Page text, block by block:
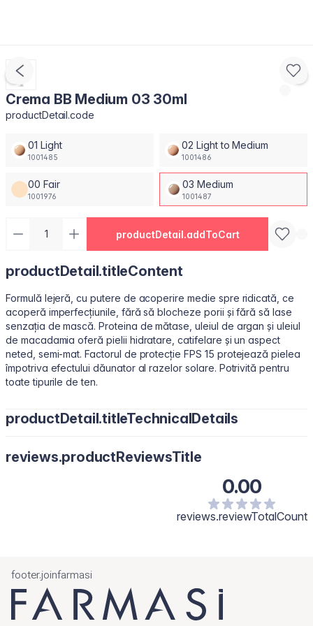
Crema BB Medium 03 30ml
productDetail.code
01 Light
1001485
02 Light to Medium
1001486
00 Fair
1001976
03 Medium
1001487
productDetail.addToCart
productDetail.titleContent
Formulă lejeră, cu putere de acoperire medie spre ridicată, ce
acoperă imperfecțiunile, fără să blocheze porii și fără să lase
senzația de mască. Proteina de mătase, uleiul de argan și uleiul
de macadamia oferă pielii hidratare, catifelare și un aspect
neted, semi-mat. Factorul de protecție FPS 15 protejează pielea
împotriva efectului dăunator al razelor solare. Potrivită pentru
toate tipurile de ten.
productDetail.titleTechnicalDetails
Inactives: Water/Aqua, Cyclopentasiloxane, Butylene Glycol,
PEG-10 Dimethicone, Dimethicone, Disteardimonium Hectorite,
Trimethylsiloxysilicate, Phenoxyethanol, Phenethyl Alcohol,
Sodium Chloride, Sodium Carrageenan, Silica, Sea Salt/Maris
Sal, Polymethylsilsesquioxane, Jojoba Esters, Tocopherol,
reviews.productReviewsTitle
0.00
reviews.reviewTotalCount
footer.joinfarmasi